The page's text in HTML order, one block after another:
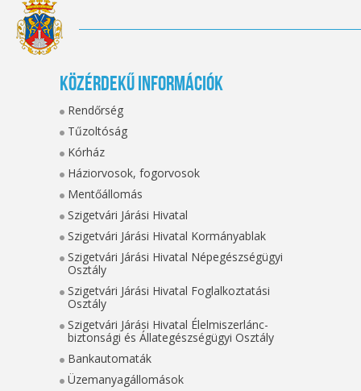
Közérdekű információk
Rendőrség
Tűzoltóság
Kórház
Háziorvosok, fogorvosok
Mentőállomás
Szigetvári Járási Hivatal
Szigetvári Járási Hivatal Kormányablak
Szigetvári Járási Hivatal Népegészségügyi
Osztály
Szigetvári Járási Hivatal Foglalkoztatási
Osztály
Szigetvári Járási Hivatal Élelmiszerlánc-
biztonsági és Állategészségügyi Osztály
Bankautomaták
Üzemanyagállomások